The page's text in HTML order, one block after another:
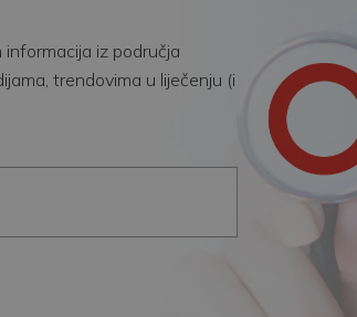
iz područja
trendovima u liječenju (i